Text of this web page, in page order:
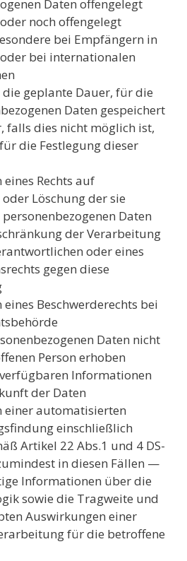
Daten offengelegt
noch offengelegt
bei Empfängern in
bei internationalen
geplante Dauer, für die
Daten gespeichert
falls dies nicht möglich ist,
die Festlegung dieser
eines Rechts auf
Löschung der sie
Daten
der Verarbeitung
oder eines
gegen diese
eines Beschwerderechts bei
Daten nicht
Person erhoben
Informationen
der Daten
einer automatisierten
einschließlich
Artikel 22 Abs.1 und 4 DS-
in diesen Fällen —
Informationen über die
sowie die Tragweite und
Auswirkungen einer
für die betroffene